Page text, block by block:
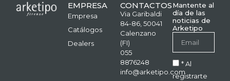
EMPRESA
Empresa
Catálogos
Dealers
CONTACTOS
Via Garibaldi
84-86, 50041
Calenzano
(FI)
055
8876248
info@arketipo.com
Mantente al
día de las
noticias de
Arketipo
* Al
registrarte